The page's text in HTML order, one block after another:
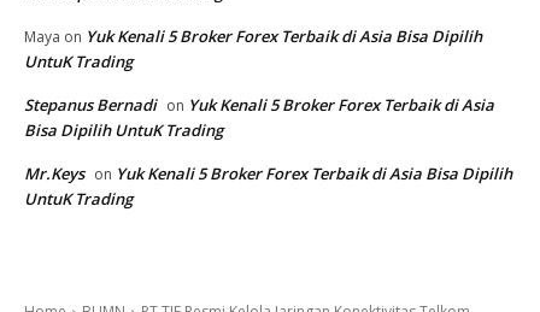
Maya on Yuk Kenali 5 Broker Forex Terbaik di Asia Bisa Dipilih
UntuK Trading
Stepanus Bernadi on Yuk Kenali 5 Broker Forex Terbaik di Asia
Bisa Dipilih UntuK Trading
Mr.Keys on Yuk Kenali 5 Broker Forex Terbaik di Asia Bisa Dipilih
UntuK Trading